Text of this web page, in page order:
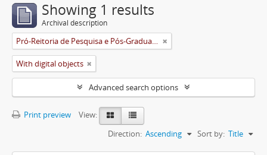
Showing 1 results
Archival description
Pró-Reitoria de Pesquisa e Pós-Graduação
With digital objects
Advanced search options
Print preview
View:
Sort by: Title
Direction: Ascending